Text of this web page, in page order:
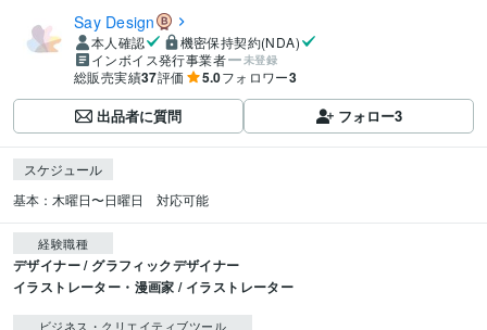
Say Design
本人確認
機密保持契約(NDA)
インボイス発行事業者
未登録
総販売実績37評価 5.0フォロワー3
出品者に質問 フォロー3
スケジュール
基本：木曜日〜日曜日　対応可能
経験職種
デザイナー / グラフィックデザイナー
イラストレーター・漫画家 / イラストレーター
ビジネス・クリエイティブツール